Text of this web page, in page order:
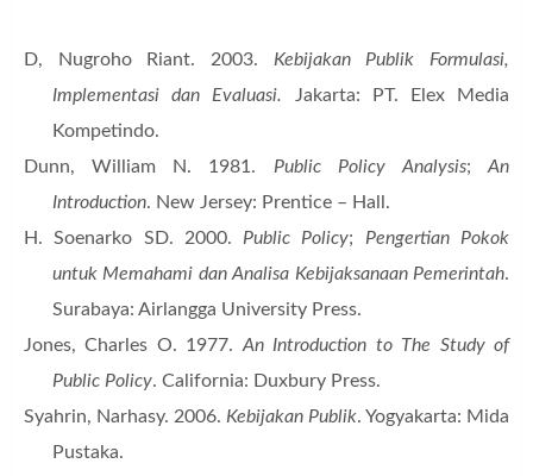
D, Nugroho Riant. 2003. Kebijakan Publik Formulasi,
Implementasi dan Evaluasi.
Jakarta: PT. Elex Media
Kompetindo.
Dunn, William N. 1981. Public Policy Analysis;An
Introduction. New Jersey: Prentice – Hall.
H. Soenarko SD. 2000. Public Policy; Pengertian Pokok
untuk Memahami dan Analisa Kebijaksanaan Pemerintah.
Surabaya: Airlangga University Press.
Jones, Charles O. 1977. An Introduction to The Study of
Public Policy. California: Duxbury Press.
Syahrin, Narhasy. 2006. Kebijakan Publik. Yogyakarta: Mida
Pustaka.